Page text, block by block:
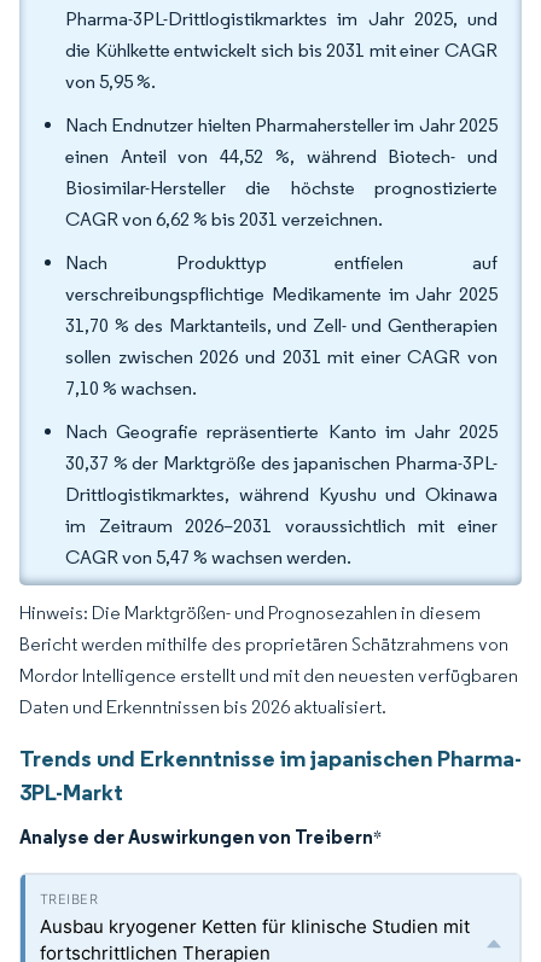
Pharma-3PL-Drittlogistikmarktes im Jahr 2025, und
die Kühlkette entwickelt sich bis 2031 mit einer CAGR
von 5,95 %.
Nach Endnutzer hielten Pharmahersteller im Jahr 2025
einen Anteil von 44,52 %, während Biotech- und
Biosimilar-Hersteller die höchste prognostizierte
CAGR von 6,62 % bis 2031 verzeichnen.
Nach Produkttyp entfielen auf
verschreibungspflichtige Medikamente im Jahr 2025
31,70 % des Marktanteils, und Zell- und Gentherapien
sollen zwischen 2026 und 2031 mit einer CAGR von
7,10 % wachsen.
Nach Geografie repräsentierte Kanto im Jahr 2025
30,37 % der Marktgröße des japanischen Pharma-3PL-
Drittlogistikmarktes, während Kyushu und Okinawa
im Zeitraum 2026–2031 voraussichtlich mit einer
CAGR von 5,47 % wachsen werden.
Hinweis: Die Marktgrößen- und Prognosezahlen in diesem
Bericht werden mithilfe des proprietären Schätzrahmens von
Mordor Intelligence erstellt und mit den neuesten verfügbaren
Daten und Erkenntnissen bis 2026 aktualisiert.
Trends und Erkenntnisse im japanischen Pharma-
3PL-Markt
Analyse der Auswirkungen von Treibern*
Ausbau kryogener Ketten für klinische Studien mit
fortschrittlichen Therapien